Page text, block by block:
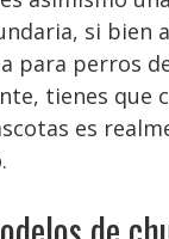
si bien
para perros
tienes que
es